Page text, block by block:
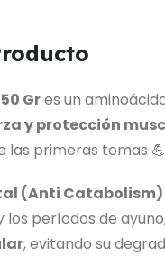
Gres un
y protección
las primeras tomas 💪
(Anti Catabolism)
períodos de
, evitando su